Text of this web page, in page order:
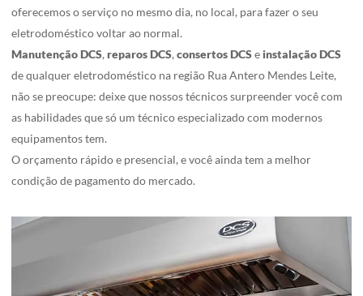
oferecemos o serviço no mesmo dia, no local, para fazer o seu
eletrodoméstico voltar ao normal.
Manutenção DCS, reparos DCS, consertosDCSe instalaçãoDCS
de qualquer eletrodoméstico na região Rua Antero Mendes Leite,
não se preocupe: deixe que nossos técnicos surpreender você com
as habilidades que só um técnico especializado com modernos
equipamentos tem.
O orçamento rápido e presencial, e você ainda tem a melhor
condição de pagamento do mercado.